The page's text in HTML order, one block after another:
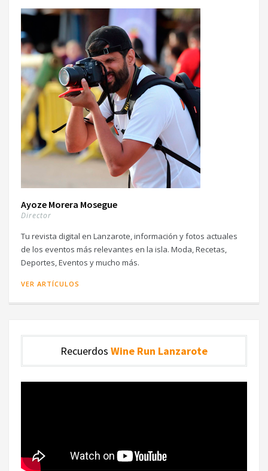
Ayoze Morera Mosegue
Director
Tu revista digital en Lanzarote, información y fotos actuales
de los eventos más relevantes en la isla. Moda, Recetas,
Deportes, Eventos y mucho más.
VER ARTÍCULOS
Recuerdos Wine Run Lanzarote